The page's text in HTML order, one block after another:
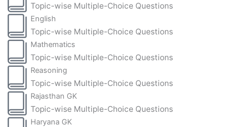
Topic-wise Multiple-Choice Questions
English
Topic-wise Multiple-Choice Questions
Mathematics
Topic-wise Multiple-Choice Questions
Reasoning
Topic-wise Multiple-Choice Questions
Rajasthan GK
Topic-wise Multiple-Choice Questions
Haryana GK